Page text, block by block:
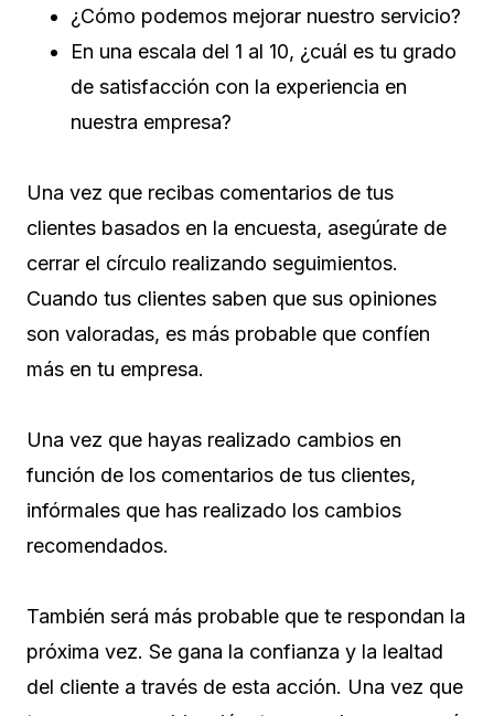
¿Cómo podemos mejorar nuestro servicio?
En una escala del 1 al 10, ¿cuál es tu grado
de satisfacción con la experiencia en
nuestra empresa?
Una vez que recibas comentarios de tus
clientes basados ​​en la encuesta, asegúrate de
cerrar el círculo realizando seguimientos.
Cuando tus clientes saben que sus opiniones
son valoradas, es más probable que confíen
más en tu empresa.
Una vez que hayas realizado cambios en
función de los comentarios de tus clientes,
infórmales que has realizado los cambios
recomendados.
También será más probable que te respondan la
próxima vez. Se gana la confianza y la lealtad
del cliente a través de esta acción. Una vez que